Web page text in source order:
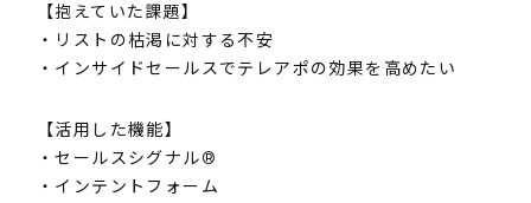
【抱えていた課題】
・リストの枯渇に対する不安
・インサイドセールスでテレアポの効果を高めたい
【活用した機能】
・セールスシグナル®︎
・インテントフォーム